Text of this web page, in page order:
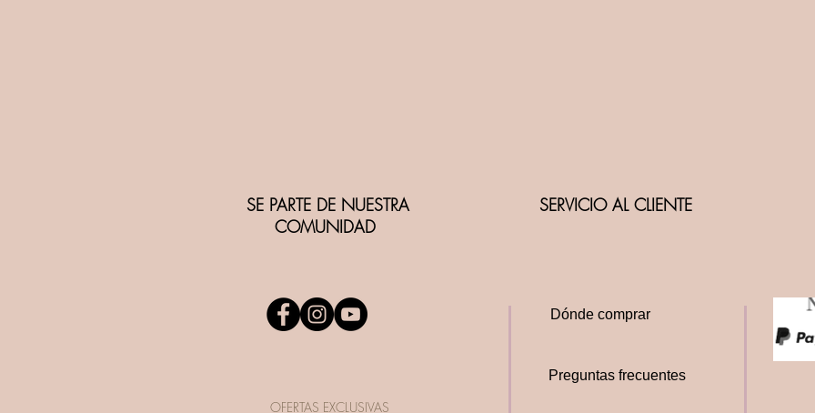
SE PARTE DE NUESTRA
COMUNIDAD
SERVICIO AL CLIENTE
OFERTAS EXCLUSIVAS
Dónde comprar
Preguntas frecuentes